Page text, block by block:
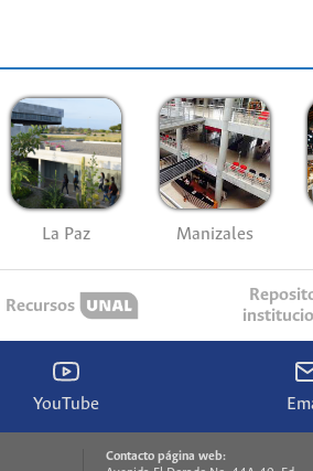
La Paz Manizales
Recursos
YouTube
Contacto página web: